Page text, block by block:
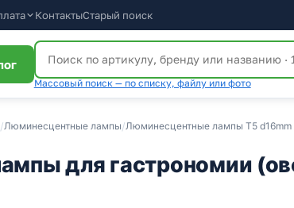
КонтактыСтарый поиск
Массовый поиск — по списку, файлу или фото
/Люминесцентные лампы/Люминесцентные лампы T5 d16mm
для гастрономии